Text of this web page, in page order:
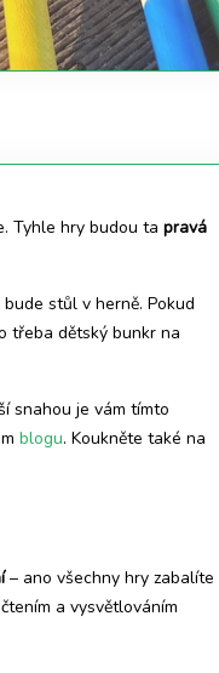
Tyhle hry budou ta pravá
stůl v herně. Pokud
třeba dětský bunkr na
snahou je vám tímto
blogu. Koukněte také na
– ano všechny hry zabalíte
a vysvětlováním